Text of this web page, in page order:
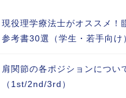
現役理学療法士がオススメ！
参考書30選（学生・若手向け
肩関節の各ポジションについ
（1st/2nd/3rd）